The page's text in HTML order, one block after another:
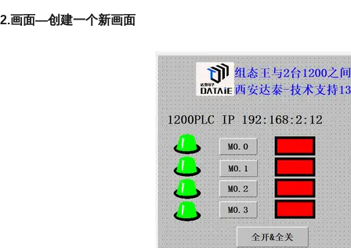
2.画面—创建一个新画面